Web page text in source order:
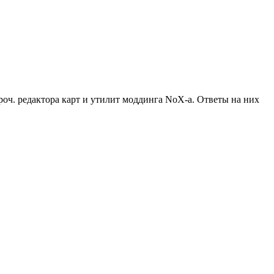
редактора карт и утилит моддинга NoX-а. Ответы на них